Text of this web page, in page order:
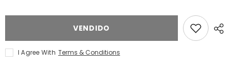
cantidad
de
{{
&quot;Aumentar
cantidad
de
{{
VENDIDO
I Agree With Terms & Conditions